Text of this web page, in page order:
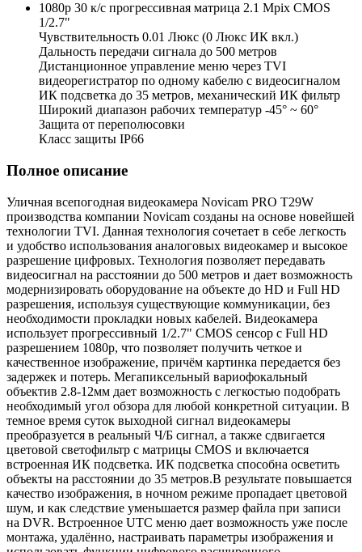
1080p 30 к/с прогрессивная матрица 2.1 Mpix CMOS
1/2.7"
Чувствительность 0.01 Люкс (0 Люкс ИК вкл.)
Дальность передачи сигнала до 500 метров
Дистанционное управление меню через TVI
видеорегистратор по одному кабелю с видеосигналом
ИК подсветка до 35 метров, механический ИК фильтр
Широкий диапазон рабочих температур -45° ~ 60°
Защита от переполюсовки
Класс защиты IP66
Полное описание
Уличная всепогодная видеокамера Novicam PRO T29W
производства компании Novicam созданы на основе новейшей
технологии TVI. Данная технология сочетает в себе легкость
и удобство использования аналоговых видеокамер и высокое
разрешение цифровых. Технология позволяет передавать
видеосигнал на расстоянии до 500 метров и дает возможность
модернизировать оборудование на объекте до HD и Full HD
разрешения, используя существующие коммуникации, без
необходимости прокладки новых кабелей. Видеокамера
использует прогрессивный 1/2.7" CMOS сенсор с Full HD
разрешением 1080p, что позволяет получить четкое и
качественное изображение, причём картинка передается без
задержек и потерь. Мегапиксельный вариофокальный
объектив 2.8-12мм дает возможность с легкостью подобрать
необходимый угол обзора для любой конкретной ситуации. В
темное время суток выходной сигнал видеокамеры
преобразуется в реальный Ч/Б сигнал, а также сдвигается
цветовой светофильтр с матрицы CMOS и включается
встроенная ИК подсветка. ИК подсветка способна осветить
объекты на расстоянии до 35 метров.В результате повышается
качество изображения, в ночном режиме пропадает цветовой
шум, и как следствие уменьшается размер файла при записи
на DVR. Встроенное UTC меню дает возможность уже после
монтажа, удалённо, настраивать параметры изображения и